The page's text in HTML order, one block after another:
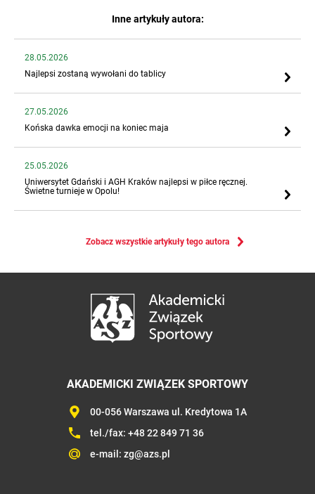
Inne artykuły autora:
28.05.2026
Najlepsi zostaną wywołani do tablicy
27.05.2026
Końska dawka emocji na koniec maja
25.05.2026
Uniwersytet Gdański i AGH Kraków najlepsi w piłce ręcznej.
Świetne turnieje w Opolu!
Zobacz wszystkie artykuły tego autora
AKADEMICKI ZWIĄZEK SPORTOWY
00-056 Warszawa ul. Kredytowa 1A
tel./fax: +48 22 849 71 36
e-mail: zg@azs.pl